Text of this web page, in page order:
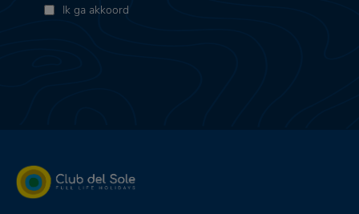
Ik ga akkoord